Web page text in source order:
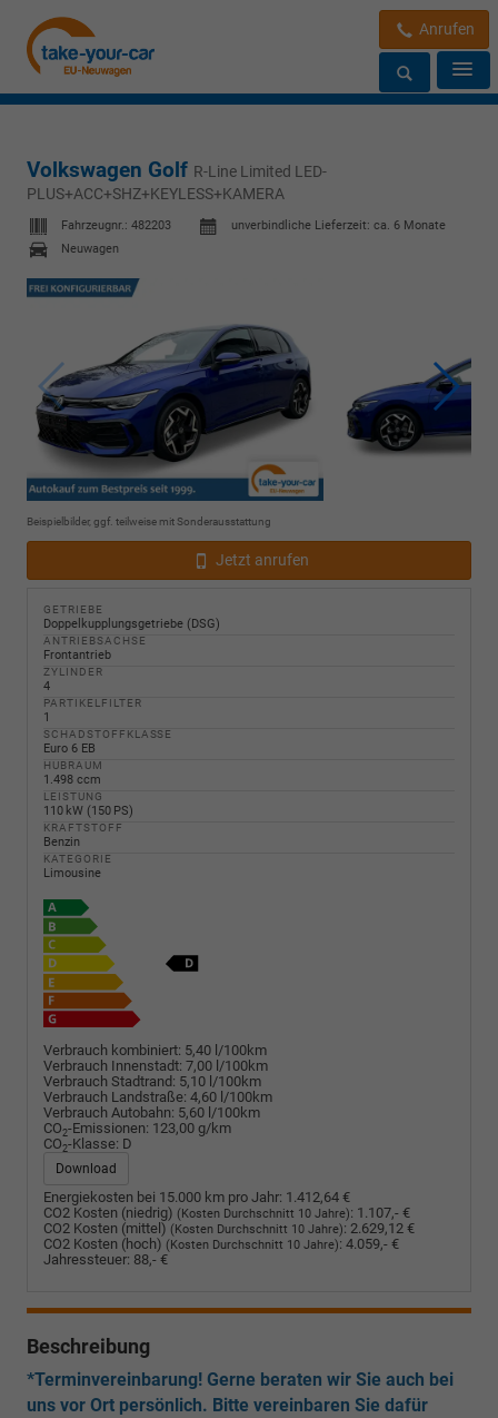
Anrufen
Volkswagen Golf R-Line Limited LED-
PLUS+ACC+SHZ+KEYLESS+KAMERA
Fahrzeugnr.: 482203
unverbindliche Lieferzeit: ca. 6 Monate
Neuwagen
Beispielbilder, ggf. teilweise mit Sonderausstattung
Jetzt anrufen
GETRIEBE
Doppelkupplungsgetriebe (DSG)
ANTRIEBSACHSE
Frontantrieb
ZYLINDER
4
PARTIKELFILTER
1
SCHADSTOFFKLASSE
Euro 6 EB
HUBRAUM
1.498 ccm
LEISTUNG
110 kW (150 PS)
KRAFTSTOFF
Benzin
KATEGORIE
Limousine
Verbrauch kombiniert: 5,40 l/100km
Verbrauch Innenstadt: 7,00 l/100km
Verbrauch Stadtrand: 5,10 l/100km
Verbrauch Landstraße: 4,60 l/100km
Verbrauch Autobahn: 5,60 l/100km
CO2-Emissionen: 123,00 g/km
CO2-Klasse: D
Download
Energiekosten bei 15.000 km pro Jahr: 1.412,64 €
CO2 Kosten (niedrig) (Kosten Durchschnitt 10 Jahre): 1.107,- €
CO2 Kosten (mittel) (Kosten Durchschnitt 10 Jahre): 2.629,12 €
CO2 Kosten (hoch) (Kosten Durchschnitt 10 Jahre): 4.059,- €
Jahressteuer: 88,- €
Beschreibung
*Terminvereinbarung! Gerne beraten wir Sie auch bei
uns vor Ort persönlich. Bitte vereinbaren Sie dafür